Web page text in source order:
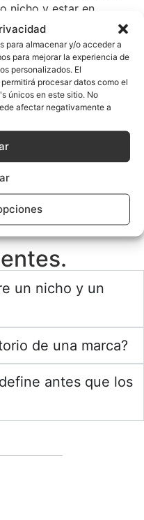
para almacenar y/o acceder a
para mejorar la experiencia de
personalizados. El
procesar datos como el
únicos en este sitio. No
afectar negativamente a
nicho y estar en
producto. Es la
a todo lo que viene
son piezas sueltas
con todos los demás; con
como expresiones
intelectual. Por eso el
al mercado: se
a habitarlo.
un nicho y un
de una marca?
antes que los